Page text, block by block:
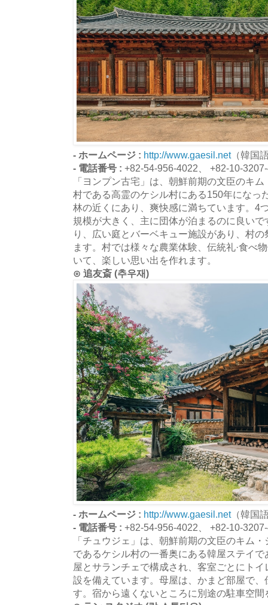
- ホームページ : http://www.gaesil.net（韓国
- 電話番号 : +82-54-956-4022、 +82-10-
「ヨンプン古宅」は、朝鮮前期の文臣のキ
村である高霊のケシル村にある150年になっ
林の近くにあり、爽快感に満ちています。4
規模が大きく、主に団体が泊まるのに良い
り、広い庭とバーベキュー施設があり、村
ます。村では様々な農業体験、伝統礼·食べ
いて、楽しい思い出を作れます。
⊙ 追友斎 (추우재)
- ホームページ : http://www.gaesil.net（韓国
- 電話番号 : +82-54-956-4022、 +82-10-
「チュウジェ」は、朝鮮前期の文臣のキム
であるケシル村の一番奥にある韓屋ステイ
屋とサランチェで構成され、客室ごとにト
設を備えています。母屋は、かまど部屋で
す。宿から遠くないところに別途の駐車空